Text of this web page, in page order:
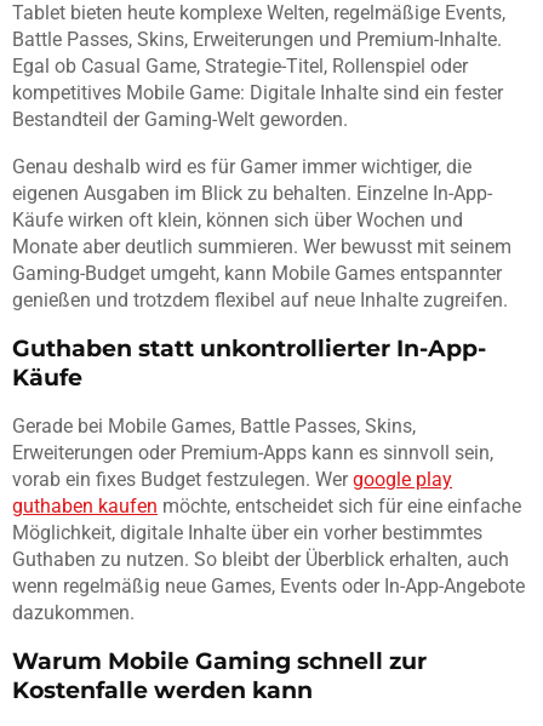
Tablet bieten heute komplexe Welten, regelmäßige Events,
Battle Passes, Skins, Erweiterungen und Premium-Inhalte.
Egal ob Casual Game, Strategie-Titel, Rollenspiel oder
kompetitives Mobile Game: Digitale Inhalte sind ein fester
Bestandteil der Gaming-Welt geworden.
Genau deshalb wird es für Gamer immer wichtiger, die
eigenen Ausgaben im Blick zu behalten. Einzelne In-App-
Käufe wirken oft klein, können sich über Wochen und
Monate aber deutlich summieren. Wer bewusst mit seinem
Gaming-Budget umgeht, kann Mobile Games entspannter
genießen und trotzdem flexibel auf neue Inhalte zugreifen.
Guthaben statt unkontrollierter In-App-
Käufe
Gerade bei Mobile Games, Battle Passes, Skins,
Erweiterungen oder Premium-Apps kann es sinnvoll sein,
vorab ein fixes Budget festzulegen. Wergoogle play
guthaben kaufen möchte, entscheidet sich für eine einfache
Möglichkeit, digitale Inhalte über ein vorher bestimmtes
Guthaben zu nutzen. So bleibt der Überblick erhalten, auch
wenn regelmäßig neue Games, Events oder In-App-Angebote
dazukommen.
Warum Mobile Gaming schnell zur
Kostenfalle werden kann